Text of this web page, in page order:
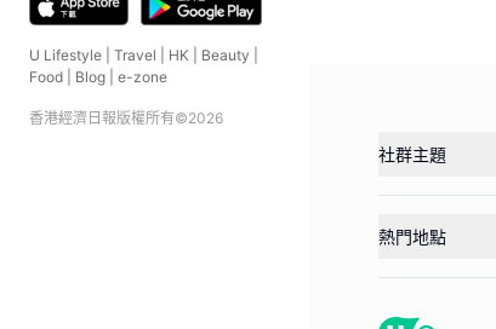
U Lifestyle Travel HK Beauty
Food
Blog e-zone
香港經濟日報版權所有©2026
社群主題
熱門地點